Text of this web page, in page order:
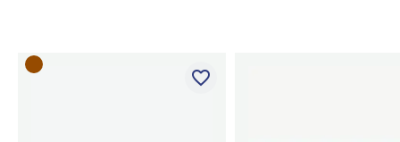
favorite_border